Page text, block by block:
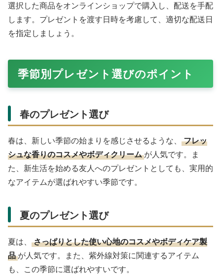
選択した商品をオンラインショップで購入し、配送を手配
します。プレゼントを渡す日時を考慮して、適切な配送日
を指定しましょう。
季節別プレゼント選びのポイント
春のプレゼント選び
春は、新しい季節の始まりを感じさせるような、
フレッ
シュな香りのコスメやボディクリーム が人気です。ま
た、新生活を始める友人へのプレゼントとしても、実用的
なアイテムが選ばれやすい季節です。
夏のプレゼント選び
夏は、
さっぱりとした使い心地のコスメやボディケア製
品 が人気です。また、紫外線対策に関連するアイテム
も、この季節に選ばれやすいです。